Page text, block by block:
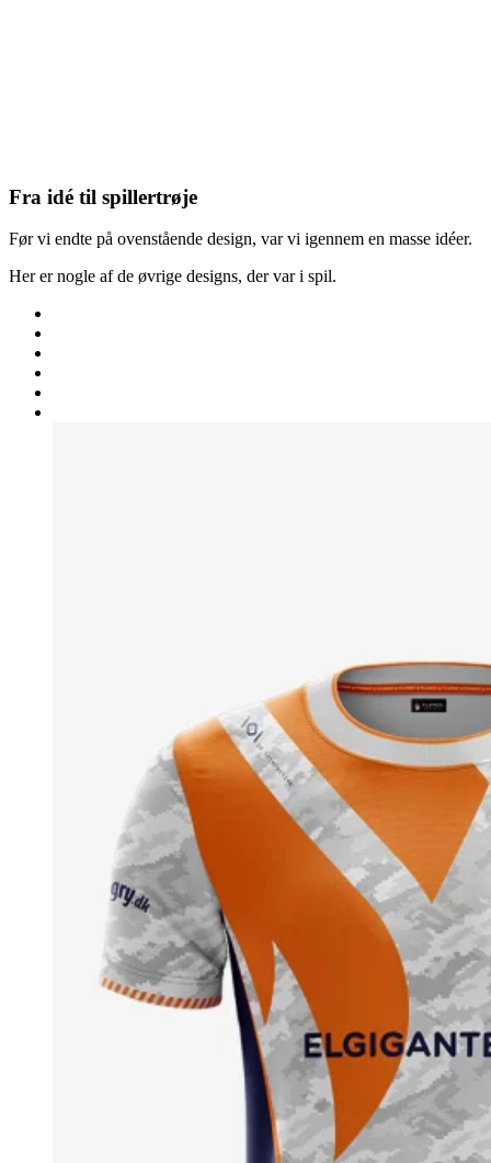
Fra idé til spillertrøje
Før vi endte på ovenstående design, var vi igennem en masse idéer.
Her er nogle af de øvrige designs, der var i spil.